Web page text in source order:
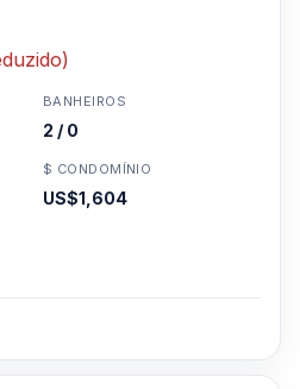
BANHEIROS
2 / 0
$ CONDOMÍNIO
US$1,604